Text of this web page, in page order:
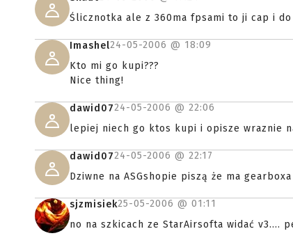
Ślicznotka ale z 360ma fpsami to ji cap i
Imashel24-05-2006 @ 18:09
Kto mi go kupi???
Nice thing!
dawid0724-05-2006 @ 22:06
lepiej niech go ktos kupi i opisze wraznie
dawid0724-05-2006 @ 22:17
Dziwne na ASGshopie piszą że ma
sjzmisiek25-05-2006 @ 01:11
no na szkicach ze StarAirsofta widać v3....